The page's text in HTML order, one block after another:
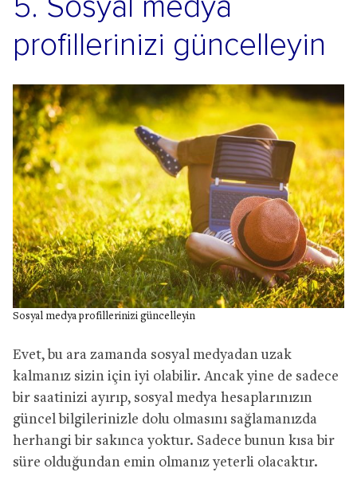
5. Sosyal medya
profillerinizi güncelleyin
Sosyal medya profillerinizi güncelleyin
Evet, bu ara zamanda sosyal medyadan uzak
kalmanız sizin için iyi olabilir. Ancak yine de sadece
bir saatinizi ayırıp, sosyal medya hesaplarınızın
güncel bilgilerinizle dolu olmasını sağlamanızda
herhangi bir sakınca yoktur. Sadece bunun kısa bir
süre olduğundan emin olmanız yeterli olacaktır.